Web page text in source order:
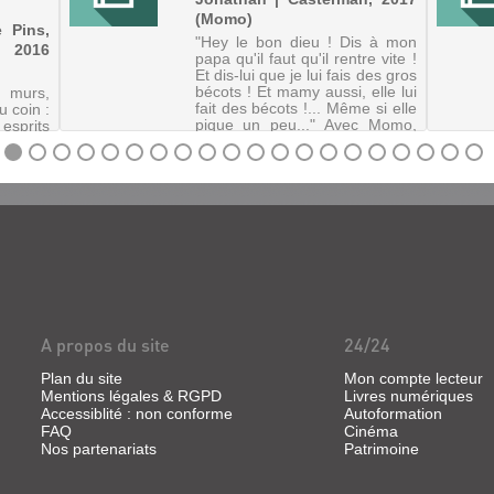
(Momo)
"Hey le bon dieu ! Dis à mon
papa qu'il faut qu'il rentre vite !
Et dis-lui que je lui fais des gros
bécots ! Et mamy aussi, elle lui
fait des bécots !... Même si elle
pique un peu..." Avec Momo,
Jonathan Garnier et Rony
Hotin re...
Pins,
coin :
de
on
A propos du site
Plan du site
Mentions légales & RGPD
Accessiblité : non conforme
FAQ
Nos partenariats
24/24
Mon compte lecteur
Livres numériques
Autoformation
Cinéma
Patrimoine